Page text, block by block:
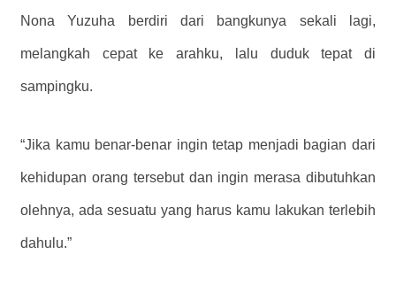
Nona Yuzuha berdiri dari bangkunya sekali lagi,
melangkah cepat ke arahku, lalu duduk tepat di
sampingku.
“Jika kamu benar-benar ingin tetap menjadi bagian dari
kehidupan orang tersebut dan ingin merasa dibutuhkan
olehnya, ada sesuatu yang harus kamu lakukan terlebih
dahulu.”